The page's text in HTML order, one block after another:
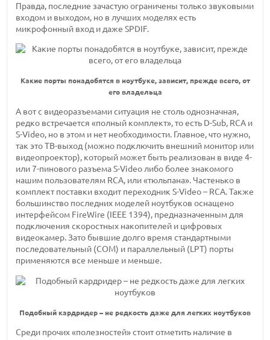
Правда, последние зачастую ограничены только звуковыми
входом и выходом, но в лучших моделях есть
микрофонный вход и даже SPDIF.
Какие порты понадобятся в ноутбуке, зависит, прежде всего, от
его владельца
А вот с видеоразъемами ситуация не столь однозначная,
редко встречается «полный комплект», то есть D-Sub, RCA и
S-Video, но в этом и нет необходимости. Главное, что нужно,
так это ТВ-выход (можно подключить внешний монитор или
видеопроектор), который может быть реализован в виде 4-
или 7-пинового разъема S-Video либо более знакомого
нашим пользователям RCA, или «тюльпана». Частенько в
комплект поставки входит переходник S-Video – RCA. Также
большинство последних моделей ноутбуков оснащено
интерфейсом FireWire (IEEE 1394), предназначенным для
подключения скоростных накопителей и цифровых
видеокамер. Зато бывшие долго время стандартными
последовательный (COM) и параллельный (LPT) порты
применяются все меньше и меньше.
Подобный кардридер – не редкость даже для легких ноутбуков
Среди прочих «полезностей» стоит отметить наличие в